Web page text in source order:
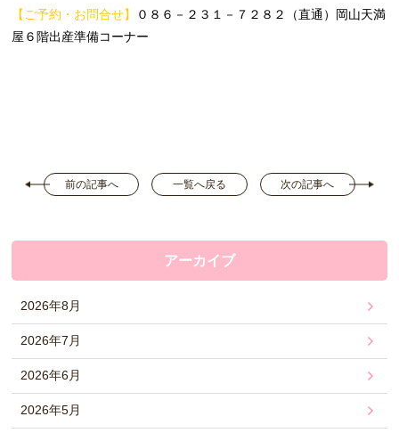
【ご予約・お問合せ】
０８６－２３１－７２８２（直通）岡山天満
屋６階出産準備コーナー
前の記事へ 一覧へ戻る 次の記事へ
アーカイブ
2026年8月
2026年7月
2026年6月
2026年5月